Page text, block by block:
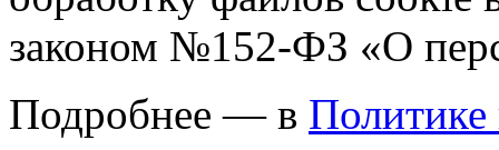
законом №152-ФЗ «О
Подробнее — в Политике